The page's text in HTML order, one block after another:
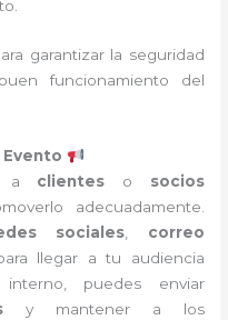
garantizar la seguridad
funcionamiento del
a clientes o socios
adecuadamente.
sociales, correo
llegar a tu audiencia
puedes enviar
y mantener a los